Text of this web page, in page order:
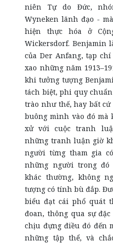
niên Tự do Đức,
Wyneken lãnh đạo -
hiện thực hóa ở
Wickersdorf. Benjamin
của Der Anfang, tạp
xao những năm
khi tưởng tượng
tách biệt, phi quy
trào như thế, hay bất cứ
buông mình vào đó mà
xử với cuộc tranh
những tranh luận giờ
người từng tham gia
những người trong
khác thường, không
tượng có tính bù đắp.
biểu đạt cái phổ quát
đoan, thông qua sự
chịu đựng điều đó đến
những tập thể, và